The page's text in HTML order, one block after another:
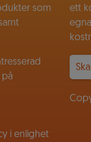
som
i enlighet
ett